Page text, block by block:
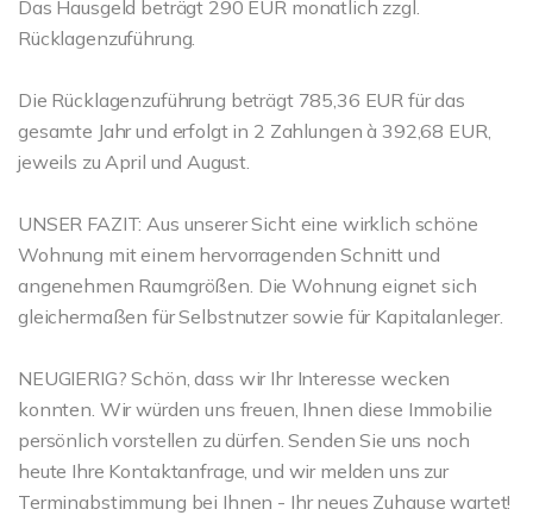
Das Hausgeld beträgt 290 EUR monatlich zzgl.
Rücklagenzuführung.
Die Rücklagenzuführung beträgt 785,36 EUR für das
gesamte Jahr und erfolgt in 2 Zahlungen à 392,68 EUR,
jeweils zu April und August.
UNSER FAZIT: Aus unserer Sicht eine wirklich schöne
Wohnung mit einem hervorragenden Schnitt und
angenehmen Raumgrößen. Die Wohnung eignet sich
gleichermaßen für Selbstnutzer sowie für Kapitalanleger.
NEUGIERIG? Schön, dass wir Ihr Interesse wecken
konnten. Wir würden uns freuen, Ihnen diese Immobilie
persönlich vorstellen zu dürfen. Senden Sie uns noch
heute Ihre Kontaktanfrage, und wir melden uns zur
Terminabstimmung bei Ihnen - Ihr neues Zuhause wartet!